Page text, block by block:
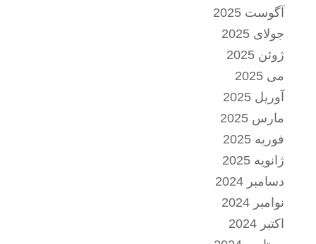
آگوست 2025
جولای 2025
ژوئن 2025
می 2025
آوریل 2025
مارس 2025
فوریه 2025
ژانویه 2025
دسامبر 2024
نوامبر 2024
اکتبر 2024